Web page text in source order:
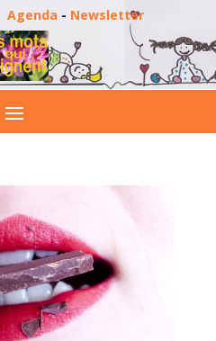
Agenda - Newsletter